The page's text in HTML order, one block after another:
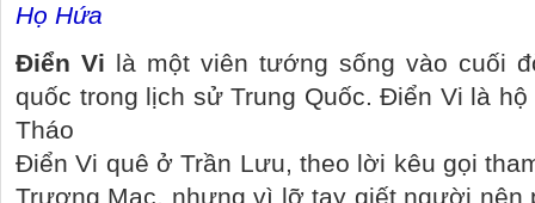
Họ Hứa
Điển Vi là một viên tướng sống vào cuối
quốc trong lịch sử Trung Quốc. Điển Vi là
Tháo
Điển Vi quê ở Trần Lưu, theo lời kêu gọi
Trương Mạc, nhưng vì lỡ tay giết người nên